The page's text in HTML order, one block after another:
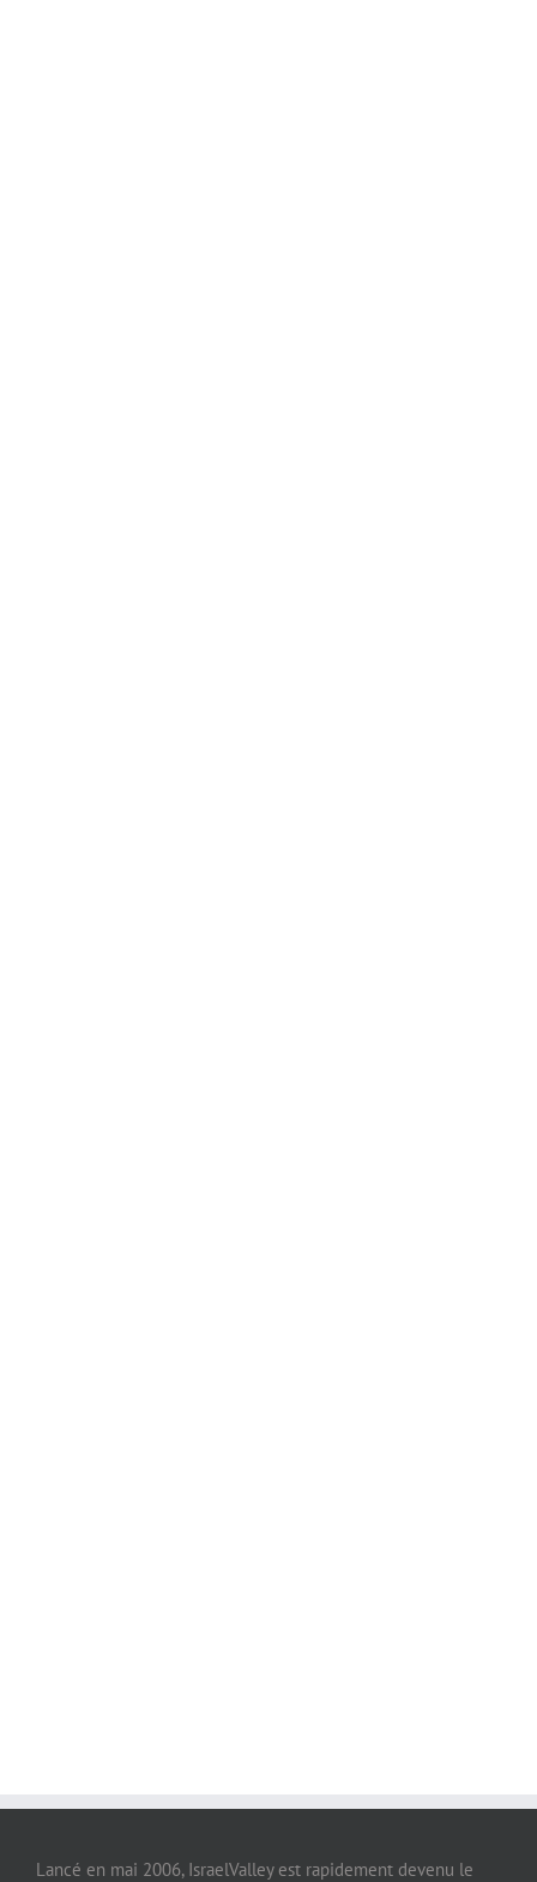
Lancé en mai 2006, IsraelValley est rapidement devenu le